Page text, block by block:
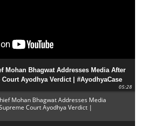
Mohan Bhagwat Addresses Media After
Court Ayodhya Verdict | #AyodhyaCase
05:28
Mohan Bhagwat Addresses Media
Court Ayodhya Verdict |